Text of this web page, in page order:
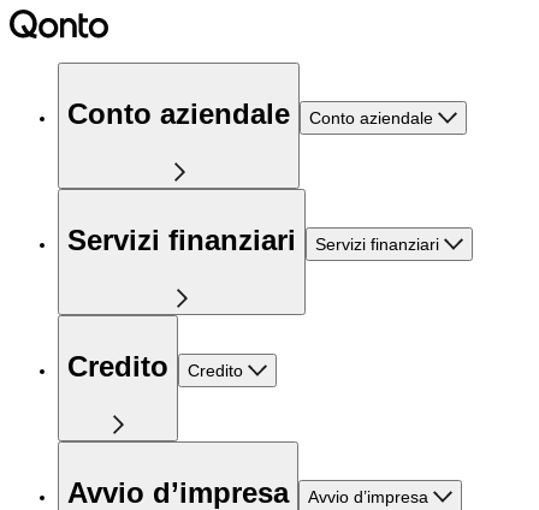
Conto aziendale Conto aziendale
Servizi finanziari Servizi finanziari
Credito Credito
Avvio d’impresa Avvio d’impresa